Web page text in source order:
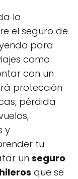
la
el seguro de
para
como
con un
protección
pérdida
y
tu
un seguro
que se